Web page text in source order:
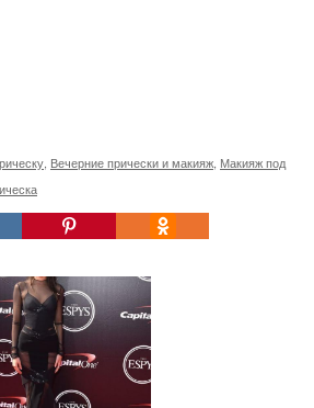
Вечерние прически и макияж Макияж под